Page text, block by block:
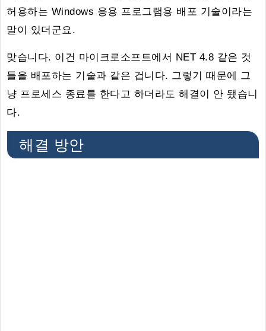
허용하는 Windows 응용 프로그램용 배포 기술이라는
말이 있더군요.
맞습니다. 이건 마이크로소프트에서 NET 4.8 같은 것
들을 배포하는 기술과 같은 겁니다. 그렇기 때문에 그
냥 프로세스 종료를 한다고 하더라도 해결이 안 됐습니
다.
해결 방안